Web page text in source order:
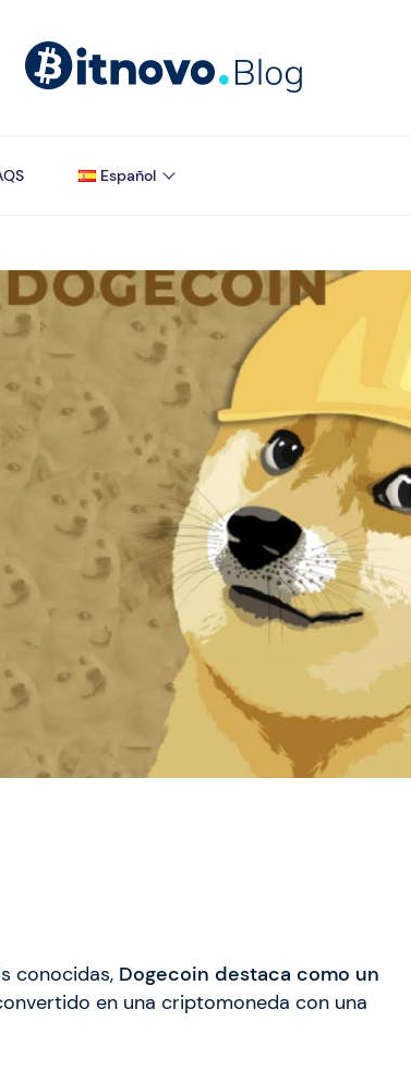
Español
conocidas, Dogecoin destaca como un
en una criptomoneda con una